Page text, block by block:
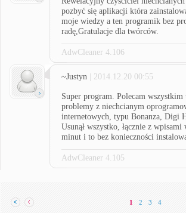
pozbyć się aplikacji która
moje wiedzy a ten programik bez
radę,Gratulacje dla twórców.
AdwCleaner 4.106
~Justyn | 2014.12.20 00:55
Super program. Polecam
problemy z niechcianym
internetowych, typu Bonanza, Digi
Usunął wszystko, łącznie z
minut i to bez konieczności
AdwCleaner 4.105
1 2 3 4